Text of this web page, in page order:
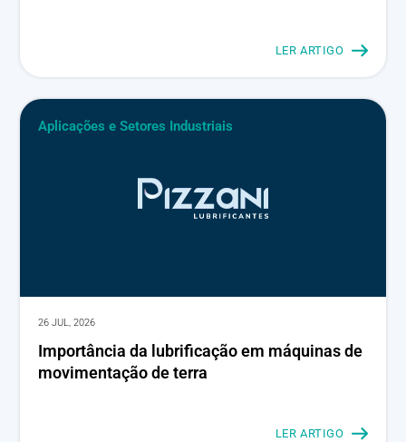
LER ARTIGO
Aplicações e Setores Industriais
26 JUL, 2026
Importância da lubrificação em máquinas de
movimentação de terra
LER ARTIGO